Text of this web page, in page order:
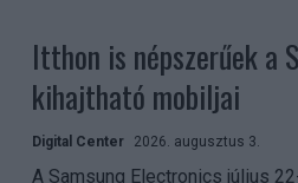
Itthon is népszerűek a
kihajtható mobiljai
Digital Center 2026. augusztus 3.
A Samsung Electronics július